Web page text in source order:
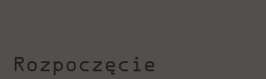
Rozpoczęcie